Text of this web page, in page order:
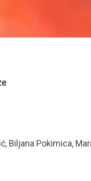
Biljana Pokimica,